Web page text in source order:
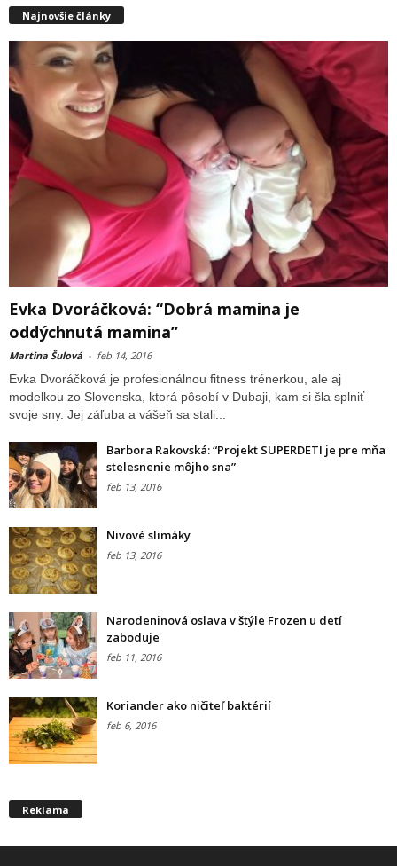
Najnovšie články
Evka Dvoráčková: “Dobrá mamina je
oddýchnutá mamina”
Martina Šulová - feb 14, 2016
Evka Dvoráčková je profesionálnou fitness trénerkou, ale aj
modelkou zo Slovenska, ktorá pôsobí v Dubaji, kam si šla splniť
svoje sny. Jej záľuba a vášeň sa stali...
Barbora Rakovská: “Projekt SUPERDETI je pre mňa
stelesnenie môjho sna”
feb 13, 2016
Nivové slimáky
feb 13, 2016
Narodeninová oslava v štýle Frozen u detí
zaboduje
feb 11, 2016
Koriander ako ničiteľ baktérií
feb 6, 2016
Reklama